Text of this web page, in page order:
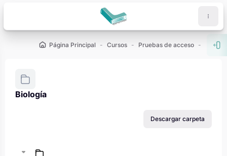
Página Principal Cursos Pruebas de acceso PAU -
Biología
Descargar carpeta